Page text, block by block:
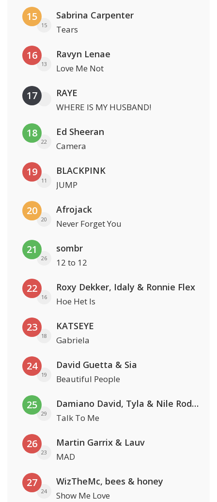
15
15
Sabrina Carpenter
Tears
16
13
Ravyn Lenae
Love Me Not
17 RAYE
WHERE IS MY HUSBAND!
18
22
Ed Sheeran
Camera
19
11
BLACKPINK
JUMP
20
20
Afrojack
Never Forget You
21
26
sombr
12 to 12
22
16
Roxy Dekker, Idaly & Ronnie Flex
Hoe Het Is
23
18
KATSEYE
Gabriela
24
19
David Guetta & Sia
Beautiful People
25
29
Damiano David, Tyla & Nile Rodgers
Talk To Me
26
23
Martin Garrix & Lauv
MAD
27
24
WizTheMc, bees & honey
Show Me Love